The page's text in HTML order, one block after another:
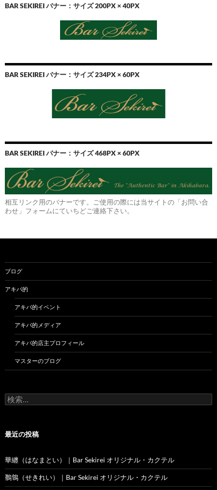
BAR SEKIREI バナー：サイズ 200PX × 40PX
BAR SEKIREI バナー：サイズ 234PX × 60PX
BAR SEKIREI バナー：サイズ 468PX × 60PX
相互リンク用のバナーです。ご使用の際には当サイトの「お問い合
わせ」フォームにていちどご連絡下さい。
ブログ
アキバ的
アキバ的イベント
アキバ的メディア
アキバ的店主プロフィール
マスターのブログ
検
索:
最近の投稿
華纏（はなまとい）｜Bar Sekirei オリジナル・カクテル
鶺鴒（せきれい）｜Bar Sekirei オリジナル・カクテル